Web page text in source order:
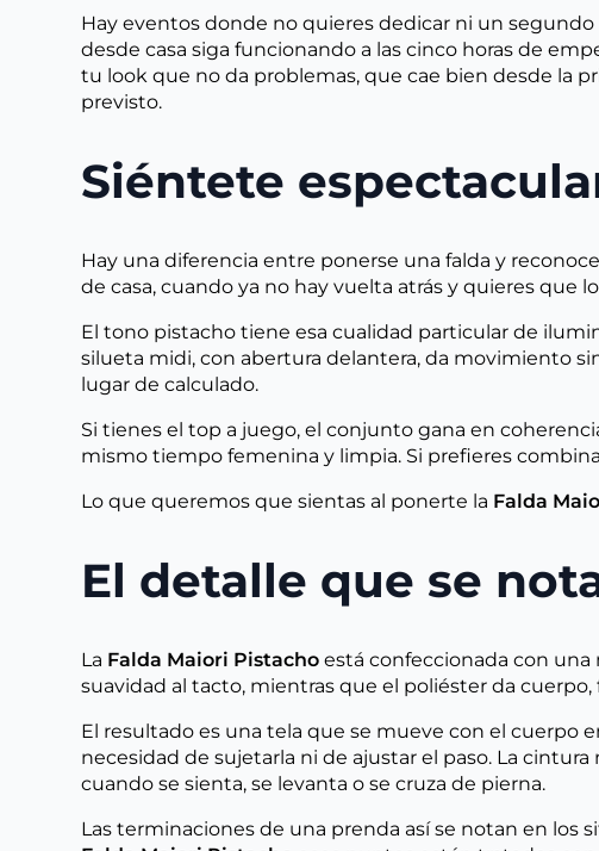
Hay eventos donde no quieres dedicar ni un
desde casa siga funcionando a las cinco horas de
tu look que no da problemas, que cae bien desde la
previsto.
Siéntete
Hay una diferencia entre ponerse una falda y
de casa, cuando ya no hay vuelta atrás y quieres que
El tono pistacho tiene esa cualidad particular de
silueta midi, con abertura delantera, da movimiento
lugar de calculado.
Si tienes el top a juego, el conjunto gana en
mismo tiempo femenina y limpia. Si prefieres
Lo que queremos que sientas al ponerte la Falda
El detalle que se
La Falda Maiori Pistacho está confeccionada con una
suavidad al tacto, mientras que el poliéster da
El resultado es una tela que se mueve con el cuerpo
necesidad de sujetarla ni de ajustar el paso. La
cuando se sienta, se levanta o se cruza de pierna.
Las terminaciones de una prenda así se notan en los